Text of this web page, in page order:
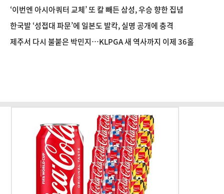
‘이번엔 아시아쿼터 교체’ 또 칼 빼든 삼성, 우승 향한 집념
한국발 ‘성접대 파문’에 일본도 발칵, 실명 공개에 충격
제주서 다시 불붙은 박민지…KLPGA 새 역사까지 이제 36홀